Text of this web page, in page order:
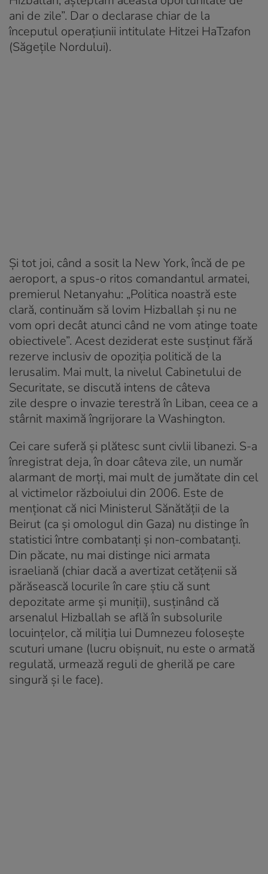
ani de zile”. Dar o declarase chiar de la
începutul operaţiunii intitulate Hitzei HaTzafon
(Săgeţile Nordului).
Şi tot joi, când a sosit la New York, încă de pe
aeroport, a spus-o ritos comandantul armatei,
premierul Netanyahu: „Politica noastră este
clară, continuăm să lovim Hizballah şi nu ne
vom opri decât atunci când ne vom atinge toate
obiectivele”. Acest deziderat este susţinut fără
rezerve inclusiv de opoziţia politică de la
Ierusalim. Mai mult, la nivelul Cabinetului de
Securitate, se discută intens de câteva
zile despre o invazie terestră în Liban, ceea ce a
stârnit maximă îngrijorare la Washington.
Cei care suferă şi plătesc sunt civlii libanezi. S-a
înregistrat deja, în doar câteva zile, un număr
alarmant de morţi, mai mult de jumătate din cel
al victimelor războiului din 2006. Este de
menţionat că nici Ministerul Sănătăţii de la
Beirut (ca şi omologul din Gaza) nu distinge în
statistici între combatanţi şi non-combatanţi.
Din păcate, nu mai distinge nici armata
israeliană (chiar dacă a avertizat cetăţenii să
părăsească locurile în care ştiu că sunt
depozitate arme şi muniţii), susţinând că
arsenalul Hizballah se află în subsolurile
locuinţelor, că miliţia lui Dumnezeu foloseşte
scuturi umane (lucru obişnuit, nu este o armată
regulată, urmează reguli de gherilă pe care
singură şi le face).